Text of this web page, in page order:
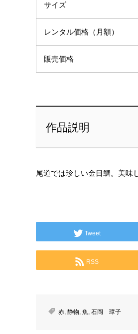
サイズ
レンタル価格（月額）
販売価格
作品説明
尾道では珍しい金目鯛。美味
Tweet
RSS
赤, 静物, 魚, 石岡 璋子